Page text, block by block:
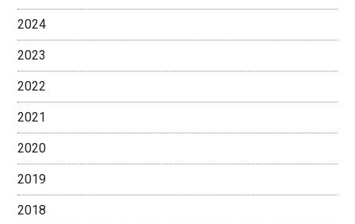
2024
2023
2022
2021
2020
2019
2018